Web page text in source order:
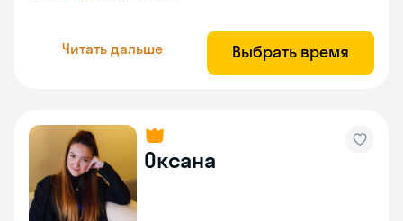
Читать дальше Выбрать время
Оксана